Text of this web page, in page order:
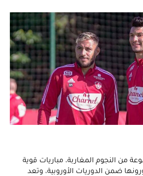
من النجوم المغاربة، مباريات قوية
ضمن الدوريات الأوروبية، وتعد